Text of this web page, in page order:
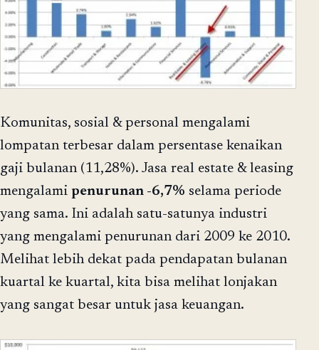
Komunitas, sosial & personal mengalami
lompatan terbesar dalam persentase kenaikan
gaji bulanan (11,28%). Jasa real estate & leasing
mengalami penurunan -6,7% selama periode
yang sama. Ini adalah satu-satunya industri
yang mengalami penurunan dari 2009 ke 2010.
Melihat lebih dekat pada pendapatan bulanan
kuartal ke kuartal, kita bisa melihat lonjakan
yang sangat besar untuk jasa keuangan.